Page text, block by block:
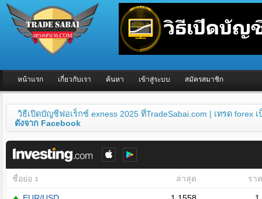
หน้าแรก เกี่ยวกับเรา ค้นหา เข้าสู่ระบบ สมัครสมาชิก
วิธีเปิดบัญชีฟอเร็กซ์ exness 2025 ที่TradeSabai.com | เทรด forex
ดังจาก Facebook